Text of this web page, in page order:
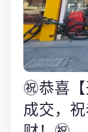
㊗️恭喜
成交，